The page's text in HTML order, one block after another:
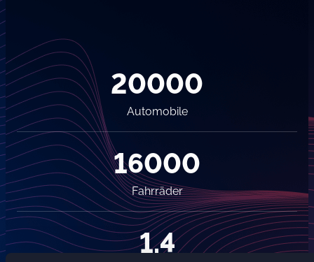
20000
Automobile
16000
Fahrräder
1.4